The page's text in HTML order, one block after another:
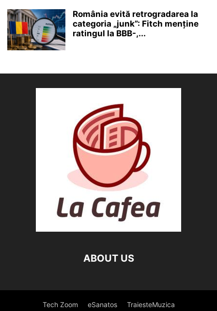
România evită retrogradarea la
categoria „junk”: Fitch menține
ratingul la BBB-,...
ABOUT US
Tech Zoom eSanatos TraiesteMuzica